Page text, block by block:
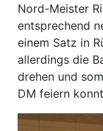
Nord-Meister
entsprechend
einem Satz in
allerdings die
drehen und
DM feiern